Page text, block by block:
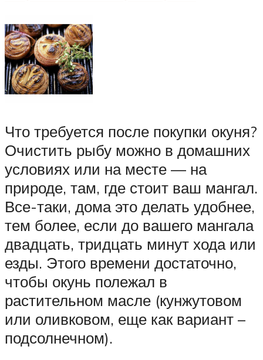
Что требуется после покупки окуня?
Очистить рыбу можно в домашних
условиях или на месте — на
природе, там, где стоит ваш мангал.
Все-таки, дома это делать удобнее,
тем более, если до вашего мангала
двадцать, тридцать минут хода или
езды. Этого времени достаточно,
чтобы окунь полежал в
растительном масле (кунжутовом
или оливковом, еще как вариант –
подсолнечном).